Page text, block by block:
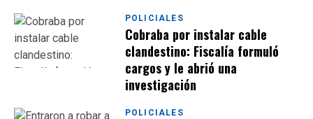
POLICIALES
Cobraba por instalar cable
clandestino: Fiscalía formuló
cargos y le abrió una
investigación
POLICIALES